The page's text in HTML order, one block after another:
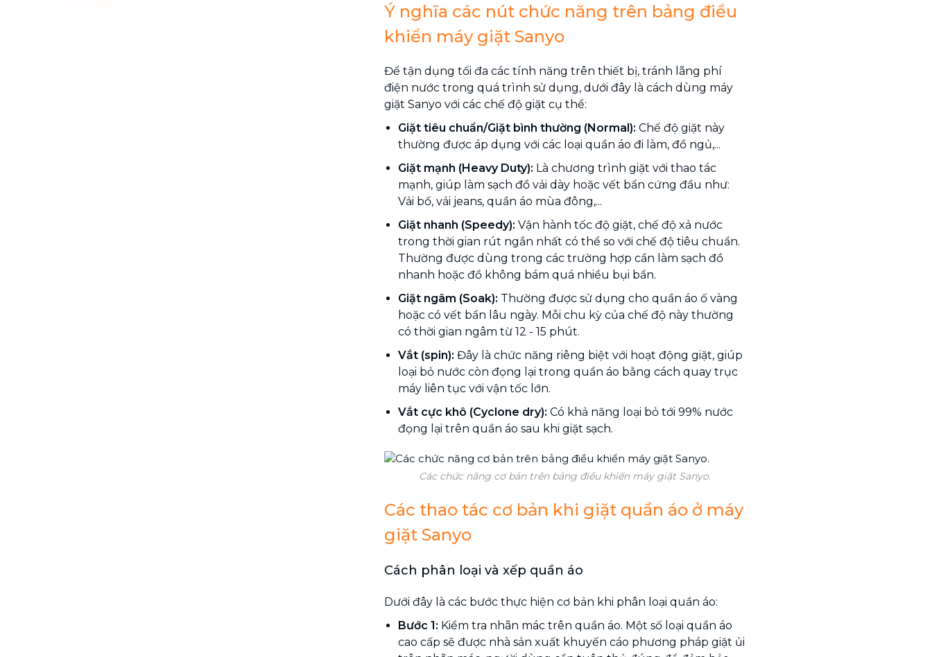
Ý nghĩa các nút chức năng trên bảng điều
khiển máy giặt Sanyo
Để tận dụng tối đa các tính năng trên thiết bị, tránh lãng phí
điện nước trong quá trình sử dụng, dưới đây là cách dùng máy
giặt Sanyo với các chế độ giặt cụ thể:
Giặt tiêu chuẩn/Giặt bình thường (Normal): Chế độ giặt này
thường được áp dụng với các loại quần áo đi làm, đồ ngủ,...
Giặt mạnh (Heavy Duty): Là chương trình giặt với thao tác
mạnh, giúp làm sạch đồ vải dày hoặc vết bẩn cứng đầu như:
Vải bố, vải jeans, quần áo mùa đông,...
Giặt nhanh (Speedy): Vận hành tốc độ giặt, chế độ xả nước
trong thời gian rút ngắn nhất có thể so với chế độ tiêu chuẩn.
Thường được dùng trong các trường hợp cần làm sạch đồ
nhanh hoặc đồ không bám quá nhiều bụi bẩn.
Giặt ngâm (Soak): Thường được sử dụng cho quần áo ố vàng
hoặc có vết bẩn lâu ngày. Mỗi chu kỳ của chế độ này thường
có thời gian ngâm từ 12 - 15 phút.
Vắt (spin): Đây là chức năng riêng biệt với hoạt động giặt, giúp
loại bỏ nước còn đọng lại trong quần áo bằng cách quay trục
máy liên tục với vận tốc lớn.
Vắt cực khô (Cyclone dry): Có khả năng loại bỏ tới 99% nước
đọng lại trên quần áo sau khi giặt sạch.
Các chức năng cơ bản trên bảng điều khiển máy giặt Sanyo.
Các thao tác cơ bản khi giặt quần áo ở máy
giặt Sanyo
Cách phân loại và xếp quần áo
Dưới đây là các bước thực hiện cơ bản khi phân loại quần áo:
Bước 1: Kiểm tra nhãn mác trên quần áo. Một số loại quần áo
cao cấp sẽ được nhà sản xuất khuyến cáo phương pháp giặt ủi